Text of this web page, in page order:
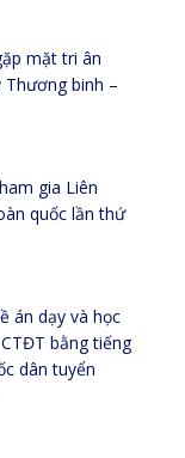
mặt tri ân
Thương binh –
gia Liên
quốc lần thứ
án dạy và học
bằng tiếng
dân tuyển